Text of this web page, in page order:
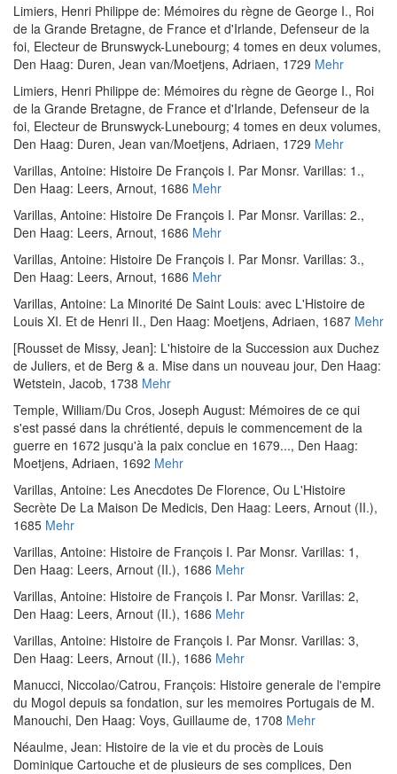
Limiers, Henri Philippe de: Mémoires du règne de George I., Roi
de la Grande Bretagne, de France et d'Irlande, Defenseur de la
foi, Electeur de Brunswyck-Lunebourg; 4 tomes en deux volumes,
Den Haag: Duren, Jean van/Moetjens, Adriaen, 1729 Mehr
Limiers, Henri Philippe de: Mémoires du règne de George I., Roi
de la Grande Bretagne, de France et d'Irlande, Defenseur de la
foi, Electeur de Brunswyck-Lunebourg; 4 tomes en deux volumes,
Den Haag: Duren, Jean van/Moetjens, Adriaen, 1729 Mehr
Varillas, Antoine: Histoire De François I. Par Monsr. Varillas: 1.,
Den Haag: Leers, Arnout, 1686 Mehr
Varillas, Antoine: Histoire De François I. Par Monsr. Varillas: 2.,
Den Haag: Leers, Arnout, 1686 Mehr
Varillas, Antoine: Histoire De François I. Par Monsr. Varillas: 3.,
Den Haag: Leers, Arnout, 1686 Mehr
Varillas, Antoine: La Minorité De Saint Louis: avec L'Histoire de
Louis XI. Et de Henri II., Den Haag: Moetjens, Adriaen, 1687 Mehr
[Rousset de Missy, Jean]: L'histoire de la Succession aux Duchez
de Juliers, et de Berg & a. Mise dans un nouveau jour, Den Haag:
Wetstein, Jacob, 1738 Mehr
Temple, William/Du Cros, Joseph August: Mémoires de ce qui
s'est passé dans la chrétienté, depuis le commencement de la
guerre en 1672 jusqu'à la paix conclue en 1679..., Den Haag:
Moetjens, Adriaen, 1692 Mehr
Varillas, Antoine: Les Anecdotes De Florence, Ou L'Histoire
Secrète De La Maison De Medicis, Den Haag: Leers, Arnout (II.),
1685 Mehr
Varillas, Antoine: Histoire de François I. Par Monsr. Varillas: 1 ,
Den Haag: Leers, Arnout (II.), 1686 Mehr
Varillas, Antoine: Histoire de François I. Par Monsr. Varillas: 2,
Den Haag: Leers, Arnout (II.), 1686 Mehr
Varillas, Antoine: Histoire de François I. Par Monsr. Varillas: 3,
Den Haag: Leers, Arnout (II.), 1686 Mehr
Manucci, Niccolao/Catrou, François: Histoire generale de l'empire
du Mogol depuis sa fondation, sur les memoires Portugais de M.
Manouchi, Den Haag: Voys, Guillaume de, 1708 Mehr
Néaulme, Jean: Histoire de la vie et du procès de Louis
Dominique Cartouche et de plusieurs de ses complices, Den